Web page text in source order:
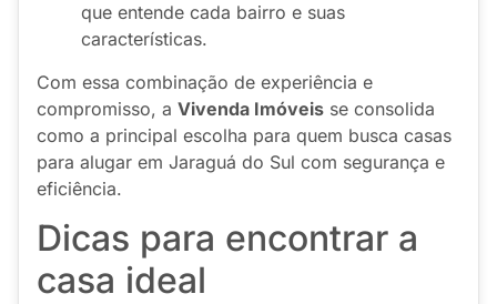
que entende cada bairro e suas
características.
Com essa combinação de experiência e
compromisso, a Vivenda Imóveis se consolida
como a principal escolha para quem busca casas
para alugar em Jaraguá do Sul com segurança e
eficiência.
Dicas para encontrar a
casa ideal